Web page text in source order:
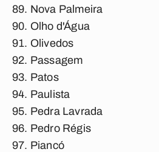
Nova Palmeira
Olho d'Água
Olivedos
Passagem
Patos
Paulista
Pedra Lavrada
Pedro Régis
Piancó